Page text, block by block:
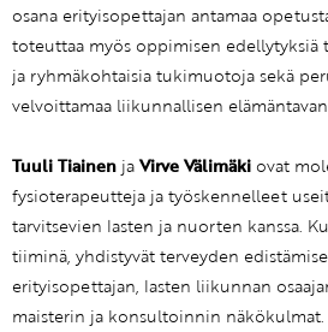
osana erityisopettajan antamaa
toteuttaa myös oppimisen edellytyksiä
ja ryhmäkohtaisia tukimuotoja sekä
velvoittamaa liikunnallisen
Tuuli Tiainen ja Virve Välimäki ovat
fysioterapeutteja ja työskennelleet
tarvitsevien lasten ja nuorten kanssa.
tiiminä, yhdistyvät terveyden
erityisopettajan, lasten liikunnan
maisterin ja konsultoinnin